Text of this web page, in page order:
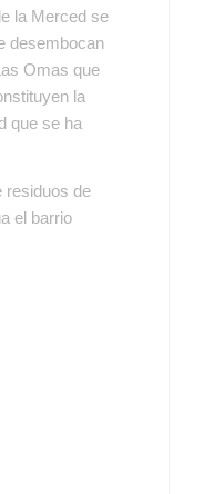
la Merced se
desembocan
Omas que
la
que se ha
residuos de
el barrio